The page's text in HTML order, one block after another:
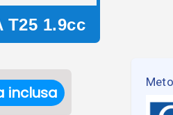
T25 1.9cc
inclusa